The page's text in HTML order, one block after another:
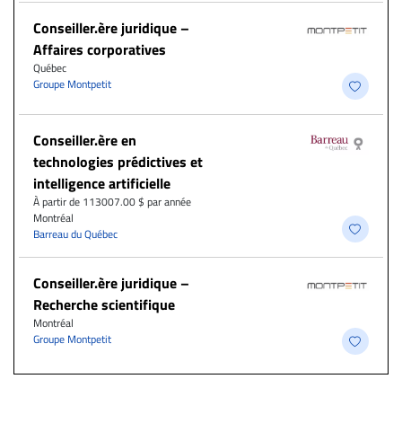
Conseiller.ère juridique –
Affaires corporatives
Québec
Groupe Montpetit
Conseiller.ère en
technologies prédictives et
intelligence artificielle
À partir de 113007.00 $ par année
Montréal
Barreau du Québec
Conseiller.ère juridique –
Recherche scientifique
Montréal
Groupe Montpetit